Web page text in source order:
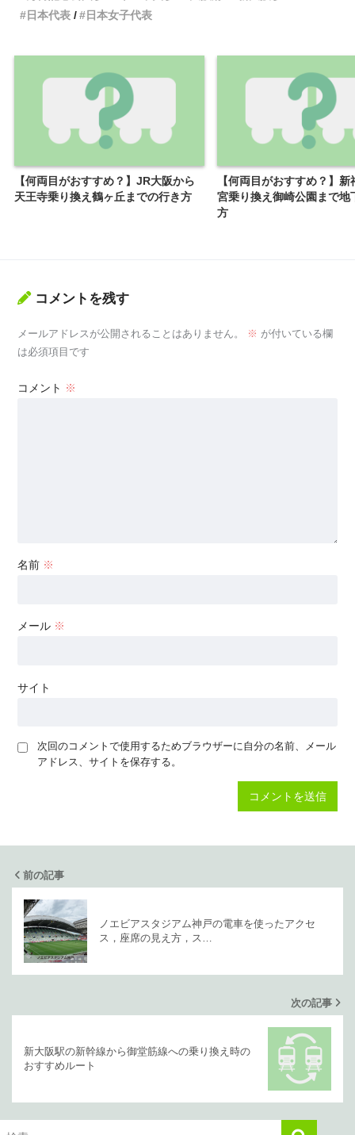
日本代表
日本女子代表
【何両目がおすすめ？】JR大阪から
天王寺乗り換え鶴ヶ丘までの行き方
【何両目がおすすめ？】新
宮乗り換え御崎公園まで地
方
コメントを残す
メールアドレスが公開されることはありません。 ※ が付いている欄
は必須項目です
コメント ※
名前 ※
メール ※
サイト
次回のコメントで使用するためブラウザーに自分の名前、メール
アドレス、サイトを保存する。
前の記事
ノエビアスタジアム神戸の電車を使ったアクセ
ス，座席の見え方，ス…
次の記事
新大阪駅の新幹線から御堂筋線への乗り換え時の
おすすめルート